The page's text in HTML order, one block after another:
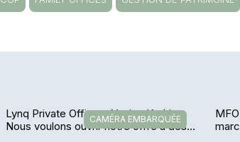
CAMÉRA EMBARQUÉE
Lynq Private Office – Yacine Kadri : «
Nous voulons ouvrir notre offre à des